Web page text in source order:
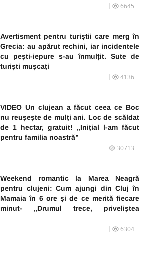
6645
Avertisment pentru turiștii care merg în
Grecia: au apărut rechini, iar incidentele
cu pești-iepure s-au înmulțit. Sute de
turiști mușcați
4136
VIDEO Un clujean a făcut ceea ce Boc
nu reușește de mulți ani. Loc de scăldat
de 1 hectar, gratuit! „Inițial l-am făcut
pentru familia noastră”
30713
Weekend romantic la Marea Neagră
pentru clujeni: Cum ajungi din Cluj în
Mamaia în 6 ore și de ce merită fiecare
minut- „Drumul trece, priveliștea
6304